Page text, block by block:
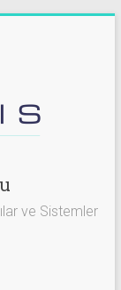
ve Sistemler